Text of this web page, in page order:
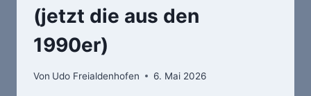
(jetzt die aus den
1990er)
Von Udo Freialdenhofen 6. Mai 2026